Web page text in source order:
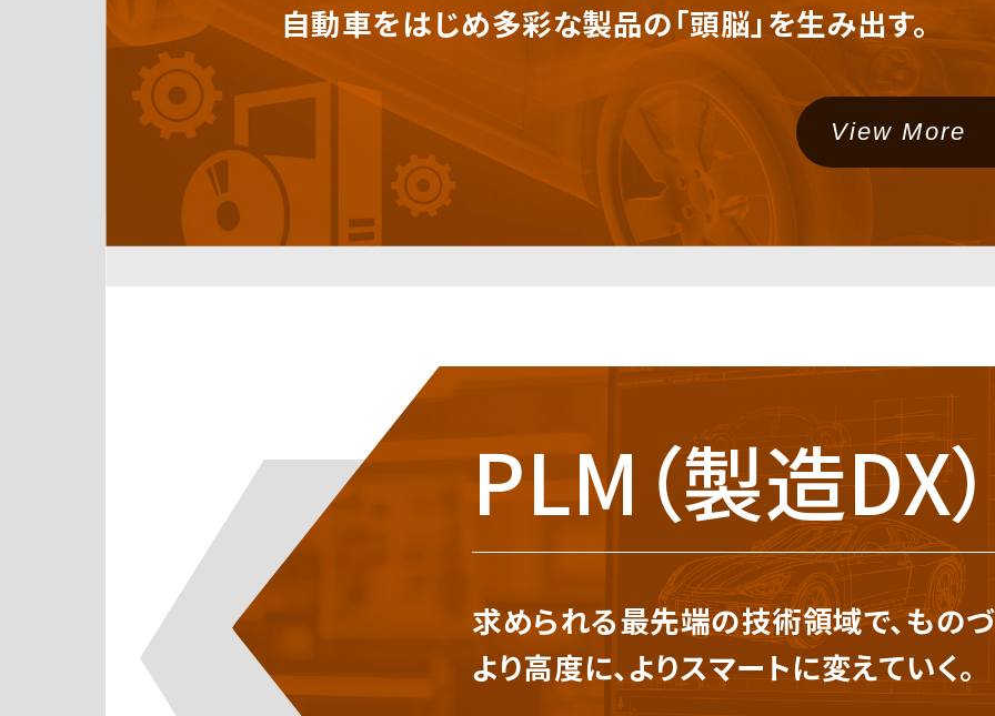
自動車をはじめ多彩な製品の「頭脳」を生み出す。
View More
PLM（製造DX
求められる最先端の技術領域で、もの
より高度に、よりスマートに変えていく。